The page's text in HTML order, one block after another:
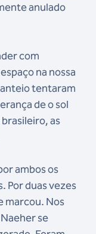
anulado
com
na nossa
tentaram
de o sol
as
ambos os
Por duas vezes
marcou. Nos
se